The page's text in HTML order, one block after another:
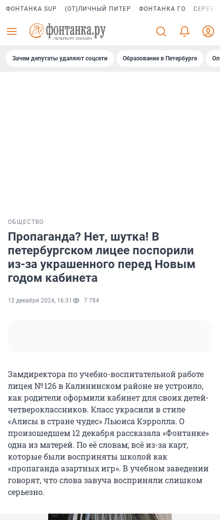
ФОНТАНКА SUP (ОТ)ЛИЧНЫЙ ПИТЕР ФОНТАНКА ГО
Зачем депутаты удаляют соцсети Образование в Петербурге
ОБЩЕСТВО
Пропаганда? Нет, шутка! В
петербургском лицее поспорили
из-за украшенного перед Новым
годом кабинета
12 декабря 2024, 16:31 7 784
Замдиректора по учебно-воспитательной работе
лицея № 126 в Калининском районе не устроило,
как родители оформили кабинет для своих детей-
четвероклассников. Класс украсили в стиле
«Алисы в стране чудес» Льюиса Кэрролла. О
произошедшем 12 декабря рассказала «Фонтанке»
одна из матерей. По её словам, всё из-за карт,
которые были восприняты школой как
«пропаганда азартных игр». В учебном заведении
говорят, что слова завуча восприняли слишком
серьезно.